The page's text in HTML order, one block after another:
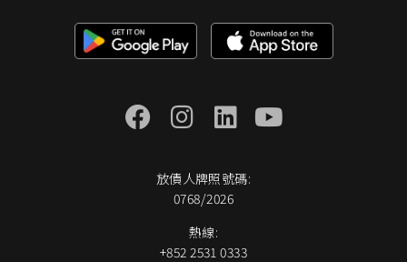
放債人牌照號碼:
0768/2026
熱線:
+852 2531 0333